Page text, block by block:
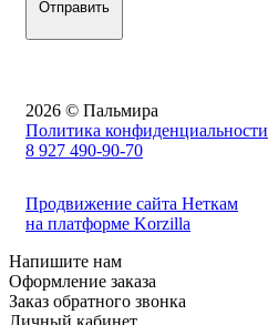
2026 © Пальмира
Политика конфиденциальности
8 927 490-90-70
Продвижение сайта Неткам
на платформе Korzilla
Напишите нам
Оформление заказа
Заказ обратного звонка